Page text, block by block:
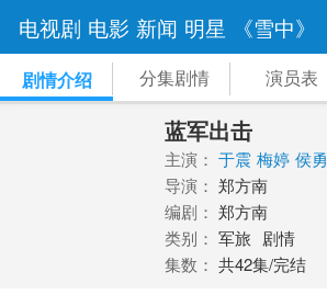
电视剧 电影 新闻 明星 《雪中》
剧情介绍 分集剧情 演员表
蓝军出击
主演： 于震 梅婷 侯勇
导演： 郑方南
编剧： 郑方南
类别： 军旅 剧情
集数： 共42集/完结